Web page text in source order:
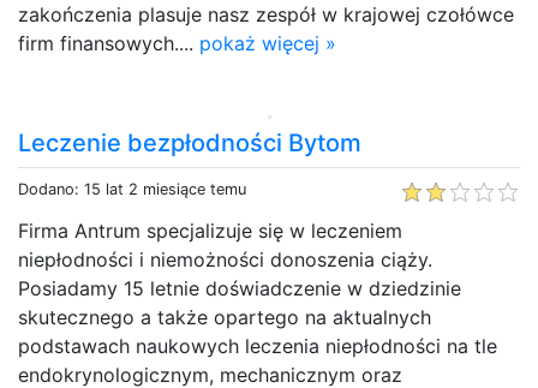
zakończenia plasuje nasz zespół w krajowej czołówce
firm finansowych.... pokaż więcej »
Leczenie bezpłodności Bytom
Dodano: 15 lat 2 miesiące temu
Firma Antrum specjalizuje się w leczeniem
niepłodności i niemożności donoszenia ciąży.
Posiadamy 15 letnie doświadczenie w dziedzinie
skutecznego a także opartego na aktualnych
podstawach naukowych leczenia niepłodności na tle
endokrynologicznym, mechanicznym oraz